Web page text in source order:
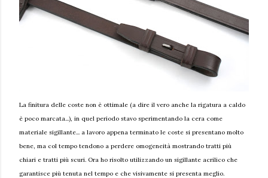
La finitura delle coste non è ottimale (a dire il vero anche la rigatura a caldo
è poco marcata...), in quel periodo stavo sperimentando la cera come
materiale sigillante... a lavoro appena terminato le coste si presentano molto
bene, ma col tempo tendono a perdere omogeneità mostrando tratti più
chiari e tratti più scuri. Ora ho risolto utilizzando un sigillante acrilico che
garantisce più tenuta nel tempo e che visivamente si presenta meglio.